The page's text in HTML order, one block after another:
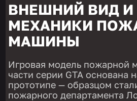
ВНЕШНИЙ ВИД И
МЕХАНИКИ
МАШИНЫ
Игровая модель пожарной
части серии GTA основана
прототипе — образцом
пожарного департамента